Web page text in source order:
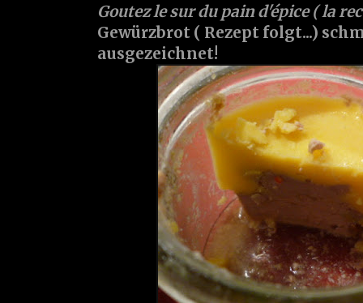
Goutez le sur du pain d'épice ( la
Gewürzbrot ( Rezept folgt...)
ausgezeichnet!